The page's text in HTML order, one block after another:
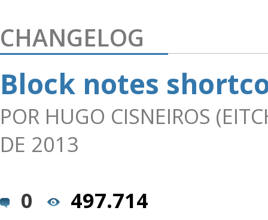
CHANGELOG
Block notes
POR HUGO CISNEIROS
DE 2013
0
497.714